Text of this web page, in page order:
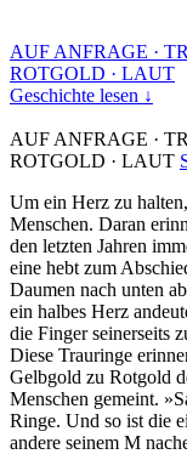
AUF ANFRAGE ·
ROTGOLD · LAUT
Geschichte lesen ↓
AUF ANFRAGE ·
ROTGOLD · LAUT
Um ein Herz zu
Menschen. Daran
den letzten Jahren
eine hebt zum
Daumen nach unten
ein halbes Herz
die Finger seinerseits
Diese Trauringe
Gelbgold zu Rotgold
Menschen gemeint.
Ringe. Und so ist die
andere seinem M